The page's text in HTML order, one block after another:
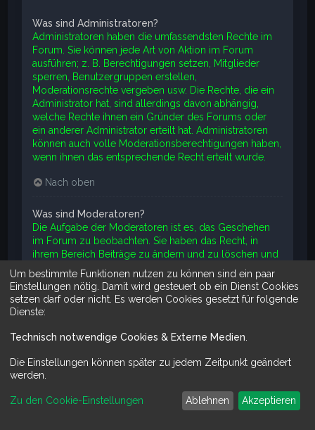
Was sind Administratoren?
Administratoren haben die umfassendsten Rechte im
Forum. Sie können jede Art von Aktion im Forum
ausführen; z. B. Berechtigungen setzen, Mitglieder
sperren, Benutzergruppen erstellen,
Moderationsrechte vergeben usw. Die Rechte, die ein
Administrator hat, sind allerdings davon abhängig,
welche Rechte ihnen ein Gründer des Forums oder
ein anderer Administrator erteilt hat. Administratoren
können auch volle Moderationsberechtigungen haben,
wenn ihnen das entsprechende Recht erteilt wurde.
Nach oben
Was sind Moderatoren?
Die Aufgabe der Moderatoren ist es, das Geschehen
im Forum zu beobachten. Sie haben das Recht, in
ihrem Bereich Beiträge zu ändern und zu löschen und
Themen zu schließen, zu öffnen, zu verschieben und
zu teilen. Üblicherweise verhindern Moderatoren, dass
Mitglieder „offtopic“, d. h. etwas nicht zum Thema
Passendes, oder Beleidigendes bzw. Angreifendes
Was sind Benutzergruppen?
Benutzergruppen sind Gruppen von Mitgliedern, die
die Mitglieder des Boards in für die Board-
Um bestimmte Funktionen nutzen zu können sind ein paar
Einstellungen nötig. Damit wird gesteuert ob ein Dienst Cookies
setzen darf oder nicht. Es werden Cookies gesetzt für folgende
Dienste:
Technisch notwendige Cookies & Externe Medien
Die Einstellungen können später zu jedem Zeitpunkt geändert
werden.
Zu den Cookie-Einstellungen Ablehnen Akzeptieren